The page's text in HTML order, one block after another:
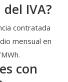
IVA?
contratada
mensual en
con